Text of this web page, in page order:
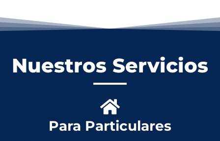
Nuestros Servicios
Para Particulares